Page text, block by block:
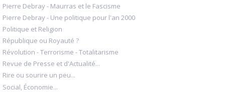
Pierre Debray - Maurras et le Fascisme
Pierre Debray - Une politique pour l'an 2000
Politique et Religion
République ou Royauté ?
Révolution - Terrorisme - Totalitarisme
Revue de Presse et d'Actualité...
Rire ou sourire un peu...
Social, Économie...